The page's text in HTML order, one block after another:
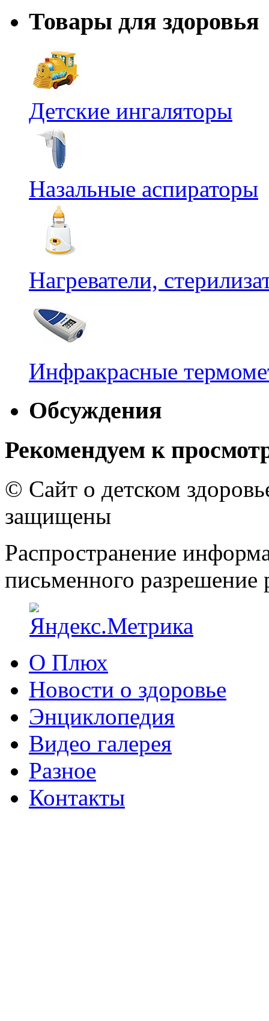
Товары для здоровья
Детские ингаляторы
Назальные аспираторы
Нагреватели,
Инфракрасные
Обсуждения
Рекомендуем к
© Сайт о детском
защищены
Распространение
письменного разрешение
О Плюх
Новости о здоровье
Энциклопедия
Видео галерея
Разное
Контакты